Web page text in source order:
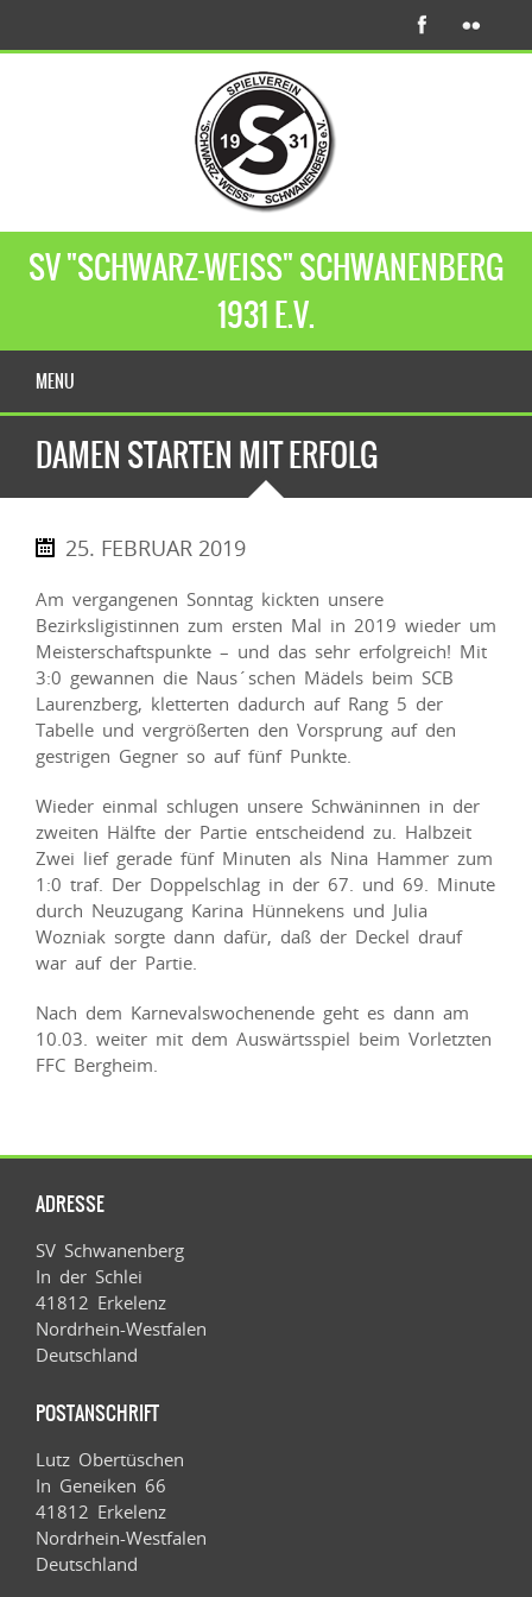
SV "SCHWARZ-WEISS" SCHWANENBERG
1931 E.V.
MENU
DAMEN STARTEN MIT ERFOLG
25. FEBRUAR 2019
Am vergangenen Sonntag kickten unsere
Bezirksligistinnen zum ersten Mal in 2019 wieder um
Meisterschaftspunkte – und das sehr erfolgreich! Mit
3:0 gewannen die Naus´schen Mädels beim SCB
Laurenzberg, kletterten dadurch auf Rang 5 der
Tabelle und vergrößerten den Vorsprung auf den
gestrigen Gegner so auf fünf Punkte.
Wieder einmal schlugen unsere Schwäninnen in der
zweiten Hälfte der Partie entscheidend zu. Halbzeit
Zwei lief gerade fünf Minuten als Nina Hammer zum
1:0 traf. Der Doppelschlag in der 67. und 69. Minute
durch Neuzugang Karina Hünnekens und Julia
Wozniak sorgte dann dafür, daß der Deckel drauf
war auf der Partie.
Nach dem Karnevalswochenende geht es dann am
10.03. weiter mit dem Auswärtsspiel beim Vorletzten
FFC Bergheim.
ADRESSE
SV Schwanenberg
In der Schlei
41812 Erkelenz
Nordrhein-Westfalen
Deutschland
POSTANSCHRIFT
Lutz Obertüschen
In Geneiken 66
41812 Erkelenz
Nordrhein-Westfalen
Deutschland